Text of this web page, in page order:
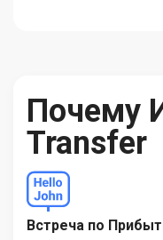
Почему
Transfer
Встреча по